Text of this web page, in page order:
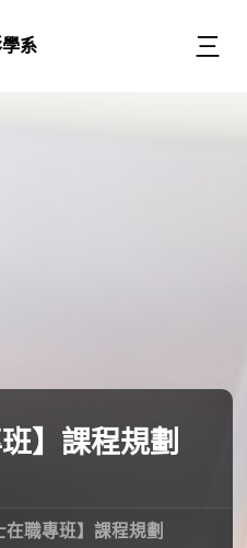
系
】課程規劃
在職專班】課程規劃